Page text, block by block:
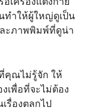
ทำให้ผู้ใหญ่ดูเป็น
ะภาพพิมพ์ที่ดูน่า
คุณไม่รู้จัก​ ให้
เพื่อที่จะไม่ต้อง
รื่องตลกไป